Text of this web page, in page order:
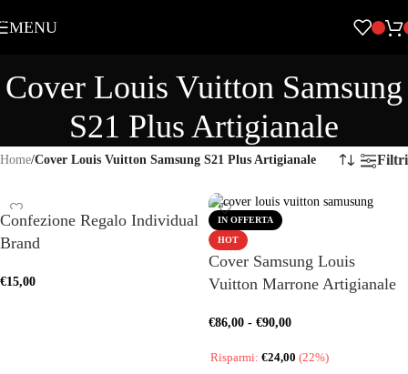
Skip to navigation
MENU
Cover Louis Vuitton Samsung
S21 Plus Artigianale
Home/Cover Louis Vuitton Samsung S21 Plus Artigianale Filtri
Confezione Regalo Individual
Brand
€15,00
IN OFFERTA
HOT
Cover Samsung Louis
Vuitton Marrone Artigianale
€86,00 - €90,00
Risparmi: €24,00 (22%)